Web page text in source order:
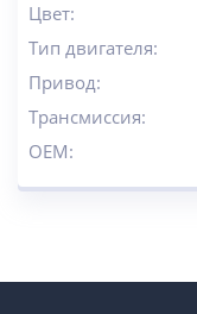
Цвет:
Тип двигателя:
Привод:
Трансмиссия:
OEM: